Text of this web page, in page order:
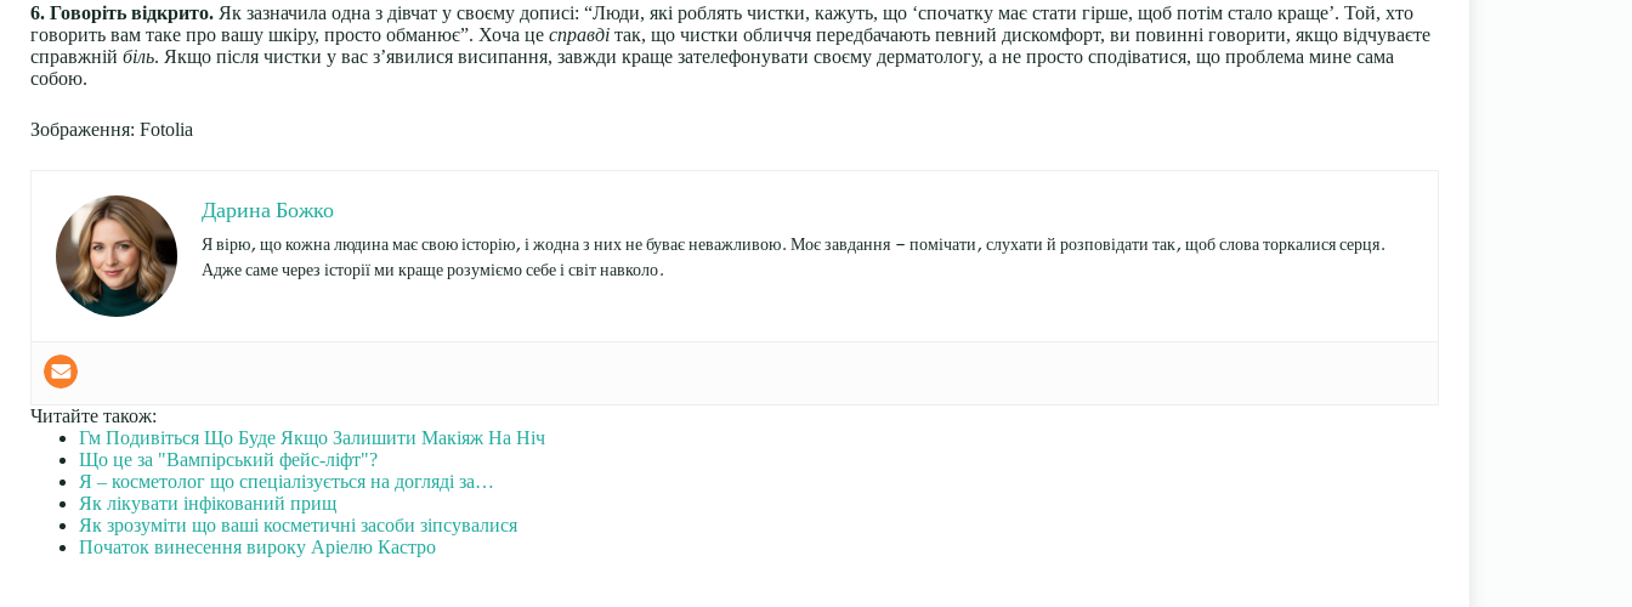
6. Говоріть відкрито. Як зазначила одна з дівчат у своєму дописі: “Люди, які роблять чистки, кажуть, що ‘спочатку має стати гірше, щоб потім стало краще’. Той, хто
говорить вам таке про вашу шкіру, просто обманює”. Хоча це справді так, що чистки обличчя передбачають певний дискомфорт, ви повинні говорити, якщо відчуваєте
справжній біль. Якщо після чистки у вас з’явилися висипання, завжди краще зателефонувати своєму дерматологу, а не просто сподіватися, що проблема мине сама
собою.
Зображення: Fotolia
Дарина Божко
Я вірю, що кожна людина має свою історію, і жодна з них не буває неважливою. Моє завдання — помічати, слухати й розповідати так, щоб слова торкалися серця.
Адже саме через історії ми краще розуміємо себе і світ навколо.
Читайте також:
Гм Подивіться Що Буде Якщо Залишити Макіяж На Ніч
Що це за "Вампірський фейс-ліфт"?
Я – косметолог що спеціалізується на догляді за…
Як лікувати інфікований прищ
Як зрозуміти що ваші косметичні засоби зіпсувалися
Початок винесення вироку Аріелю Кастро